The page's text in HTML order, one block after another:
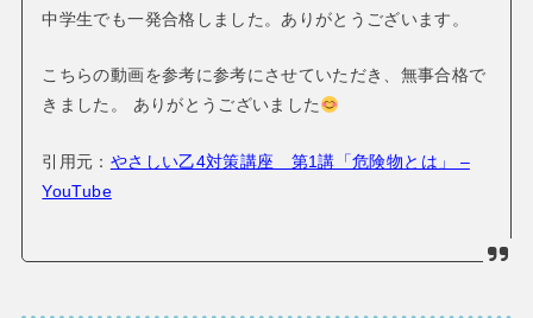
中学生でも一発合格しました。ありがとうございます。
こちらの動画を参考に参考にさせていただき、無事合格で
きました。
ありがとうございました
引用元： やさしい乙4対策講座 第1講「危険物とは」 –
YouTube